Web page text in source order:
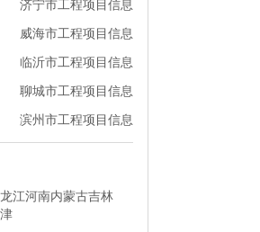
济宁市工程项目信息
威海市工程项目信息
临沂市工程项目信息
聊城市工程项目信息
滨州市工程项目信息
江河南内蒙古吉林